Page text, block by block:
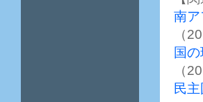
南
（
国
（
民